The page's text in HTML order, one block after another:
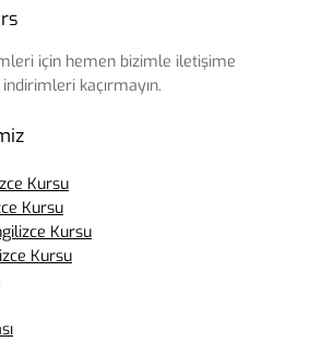
için hemen bizimle iletişime
kaçırmayın.
Kursu
Kursu
Kursu
Kursu